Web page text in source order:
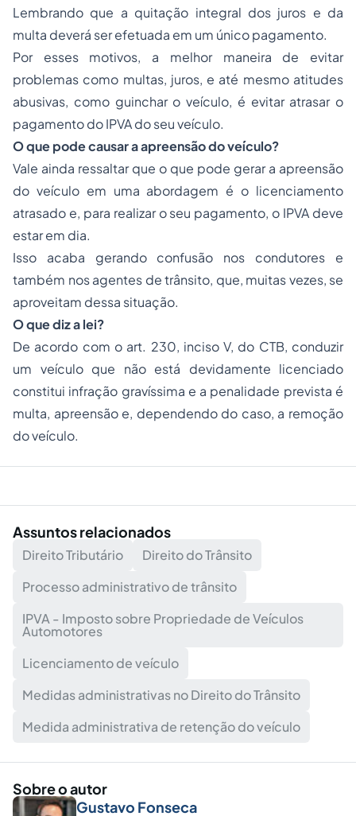
Lembrando que a quitação integral dos juros e da
multa deverá ser efetuada em um único pagamento.
Por esses motivos, a melhor maneira de evitar
problemas como multas, juros, e até mesmo atitudes
abusivas, como guinchar o veículo, é evitar atrasar o
pagamento do IPVA do seu veículo.
O que pode causar a apreensão do veículo?
Vale ainda ressaltar que o que pode gerar a apreensão
do veículo em uma abordagem é o licenciamento
atrasado e, para realizar o seu pagamento, o IPVA deve
estar em dia.
Isso acaba gerando confusão nos condutores e
também nos agentes de trânsito, que, muitas vezes, se
aproveitam dessa situação.
O que diz a lei?
De acordo com o art. 230, inciso V, do CTB, conduzir
um veículo que não está devidamente licenciado
constitui infração gravíssima e a penalidade prevista é
multa, apreensão e, dependendo do caso, a remoção
do veículo.
Assuntos relacionados
Direito Tributário
Direito do Trânsito
Processo administrativo de trânsito
IPVA - Imposto sobre Propriedade de Veículos
Automotores
Licenciamento de veículo
Medidas administrativas no Direito do Trânsito
Medida administrativa de retenção do veículo
Sobre o autor
Gustavo Fonseca